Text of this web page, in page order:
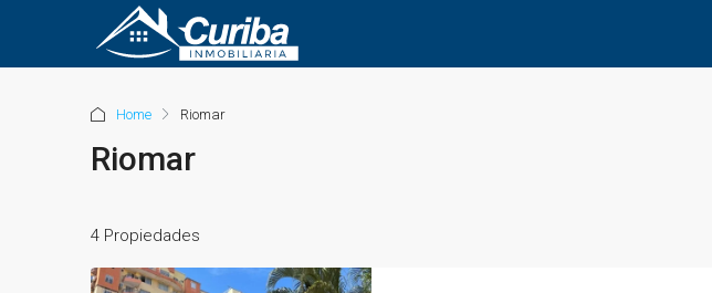
Home Riomar
Riomar
4 Propiedades